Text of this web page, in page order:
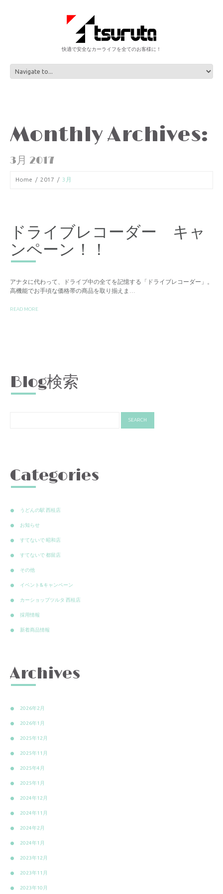
快適で安全なカーライフを全てのお客様に！
Monthly Archives:
3月 2017
Home 2017 3月
ドライブレコーダー キャ
ンペーン！！
アナタに代わって、ドライブ中の全てを記憶する「ドライブレコーダー」。
高機能でお手頃な価格帯の商品を取り揃えま…
READ MORE
Blog検索
Categories
うどんの駅 西桂店
お知らせ
すてないで 昭和店
すてないで 都留店
その他
イベント&キャンペーン
カーショップツルタ 西桂店
採用情報
新着商品情報
Archives
2026年2月
2026年1月
2025年12月
2025年11月
2025年4月
2025年1月
2024年12月
2024年11月
2024年2月
2024年1月
2023年12月
2023年11月
2023年10月